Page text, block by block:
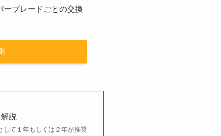
ーブレードごとの交換
説
して１年もしくは２年が推奨